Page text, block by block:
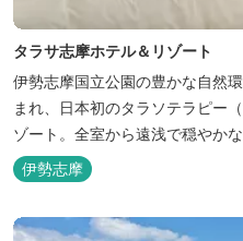
タラサ志摩ホテル＆リゾート
伊勢志摩国立公園の豊かな自然
まれ、日本初のタラソテラピー
ゾート。全室から遠浅で穏やか
ックスした滞在をお楽しみいた
らきれいな海水を引き込み、24
伊勢志摩